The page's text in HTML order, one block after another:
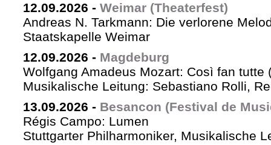
12.09.2026 - Weimar (Theaterfest)
Andreas N. Tarkmann: Die verlorene
Staatskapelle Weimar
12.09.2026 - Magdeburg
Wolfgang Amadeus Mozart: Così fan tutte
Musikalische Leitung: Sebastiano Rolli,
13.09.2026 - Besancon (Festival de
Régis Campo: Lumen
Stuttgarter Philharmoniker, Musikalische